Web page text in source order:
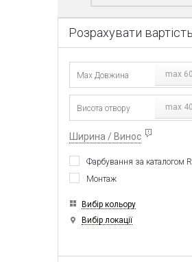
Розрахувати
max
max
Ширина / Винос
Фарбування за каталогом
Монтаж
Вибір кольору
Вибір локації